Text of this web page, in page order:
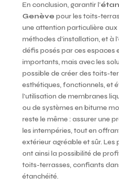
En conclusion, garantir l’
Genève pour les toits-
une attention particulière
méthodes d’installation, et à
défis posés par ces espaces
importants, mais avec les
possible de créer des toits-
esthétiques, fonctionnels, et
l’utilisation de membranes
ou de systèmes en bitume
reste le même : assurer une
les intempéries, tout en
extérieur agréable et sûr. Les
ont ainsi la possibilité de
toits-terrasses, confiants
étanchéité.